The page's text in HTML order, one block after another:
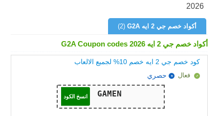
2026
أكواد خصم جي 2 ايه G2A (2)
أكواد خصم جي 2 ايه G2A Coupon codes 2026
كود خصم جي 2 ايه خصم 10% لجميع الالعاب
فعال حصري
انسخ الكود